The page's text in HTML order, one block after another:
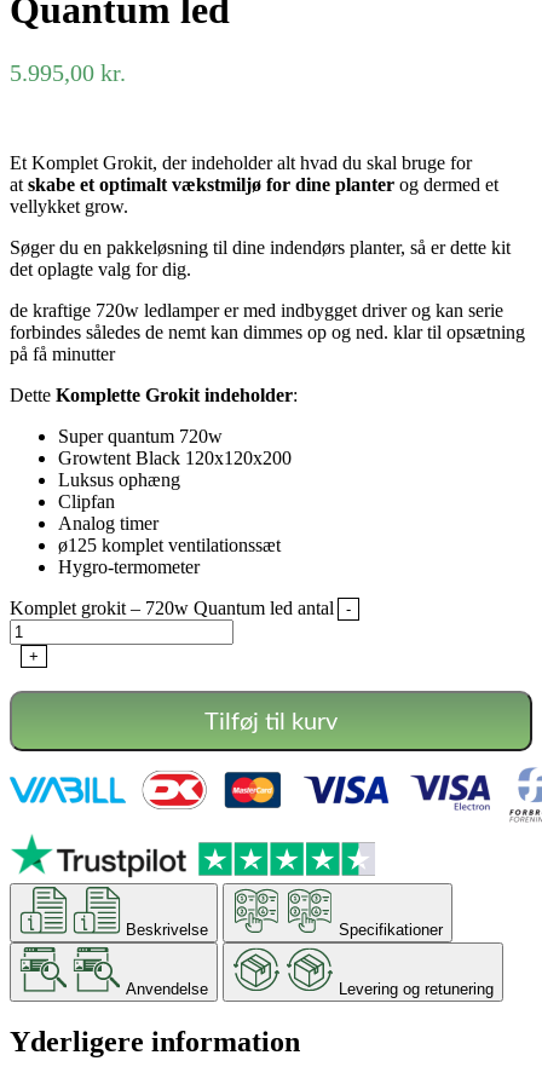
Quantum led
5.995,00 kr.
Et Komplet Grokit, der indeholder alt hvad du skal bruge for
at skabe et optimalt vækstmiljø for dine planter og dermed et
vellykket grow.
Søger du en pakkeløsning til dine indendørs planter, så er dette kit
det oplagte valg for dig.
de kraftige 720w ledlamper er med indbygget driver og kan serie
forbindes således de nemt kan dimmes op og ned. klar til opsætning
på få minutter
Dette Komplette Grokit indeholder:
Super quantum 720w
Growtent Black 120x120x200
Luksus ophæng
Clipfan
Analog timer
ø125 komplet ventilationssæt
Hygro-termometer
Komplet grokit – 720w Quantum led antal
-
+
Tilføj til kurv
Beskrivelse Specifikationer
Anvendelse Levering og retunering
Yderligere information